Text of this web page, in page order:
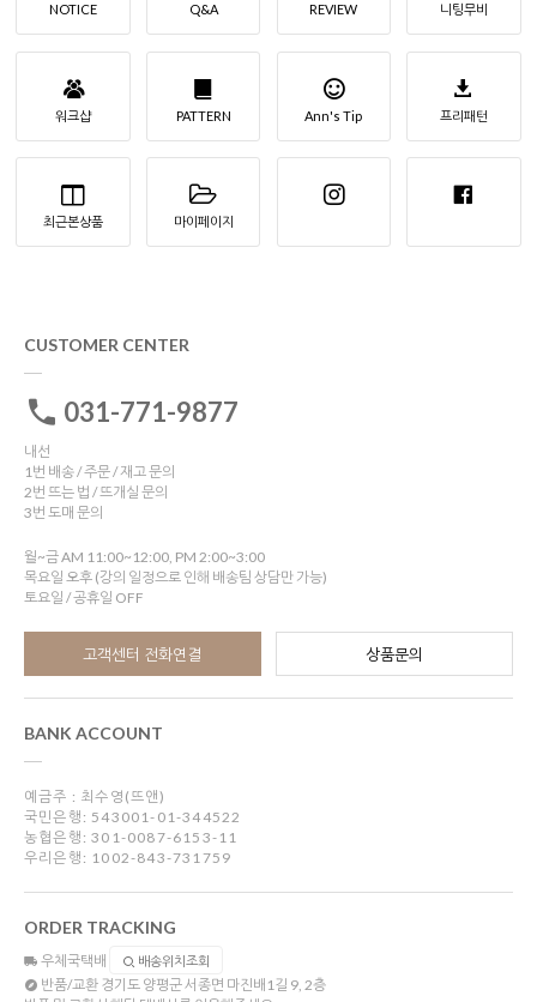
NOTICE Q&A REVIEW 니팅무비
워크샵 PATTERN Ann's Tip 프리패턴
최근본상품 마이페이지
CUSTOMER CENTER
031-771-9877
내선
1번 배송 / 주문 / 재고 문의
2번 뜨는 법 / 뜨개실 문의
3번 도매 문의
월~금 AM 11:00~12:00, PM 2:00~3:00
목요일 오후 (강의 일정으로 인해 배송팀 상담만 가능)
토요일 / 공휴일 OFF
고객센터 전화연결 상품문의
BANK ACCOUNT
예금주 : 최수영(뜨앤)
국민은행: 543001-01-344522
농협은행: 301-0087-6153-11
우리은행: 1002-843-731759
ORDER TRACKING
우체국택배 배송위치조회
반품/교환 경기도 양평군 서종면 마진배1길 9, 2층